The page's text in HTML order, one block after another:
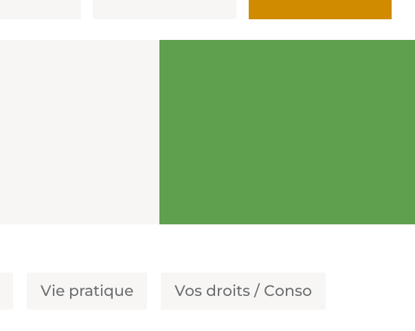
Vie pratique Vos droits / Conso